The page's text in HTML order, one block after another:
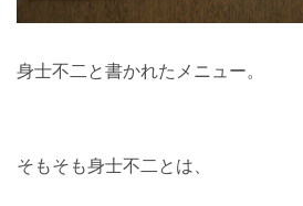
身士不二と書かれたメニュー。
そもそも身士不二とは、